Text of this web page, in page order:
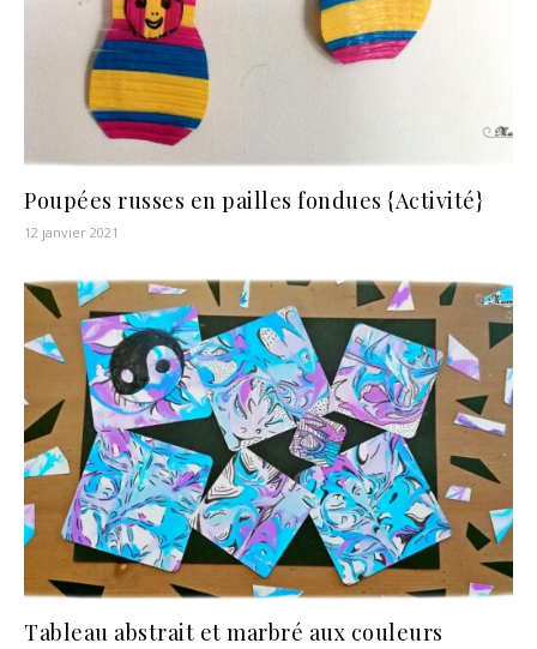
Poupées russes en pailles fondues {Activité}
12 janvier 2021
Tableau abstrait et marbré aux couleurs